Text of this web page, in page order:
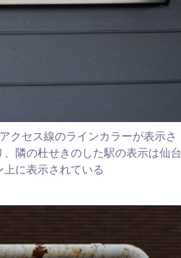
クセス線のラインカラーが表示さ
隣の杜せきのした駅の表示は仙台
に表示されている